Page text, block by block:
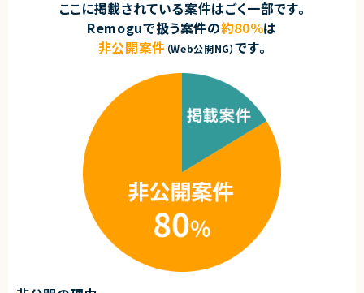
ここに掲載されている案件はごく一部です。
Remoguで扱う案件の約80％は
非公開案件 （Web公開NG）です。